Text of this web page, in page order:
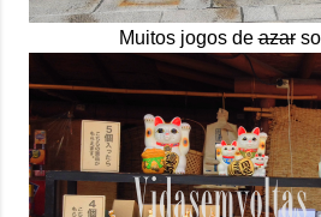
Muitos jogos deazar